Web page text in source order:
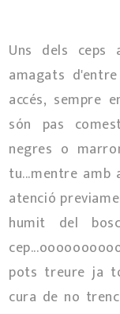
Uns dels ceps
amagats
accés, sempre
són pas
negres o
tu...mentre amb
atenció
humit del
pots treure ja
cura de no